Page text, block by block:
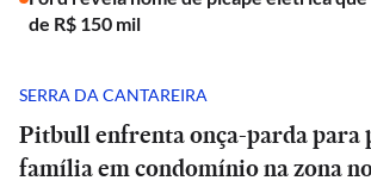
de R$ 150 mil
SERRA DA CANTAREIRA
Pitbull enfrenta onça-parda para
família em condomínio na zona